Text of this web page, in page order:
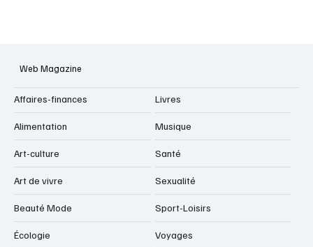
Web Magazine
Affaires-finances
Alimentation
Art-culture
Art de vivre
Beauté Mode
Écologie
Livres
Musique
Santé
Sexualité
Sport-Loisirs
Voyages